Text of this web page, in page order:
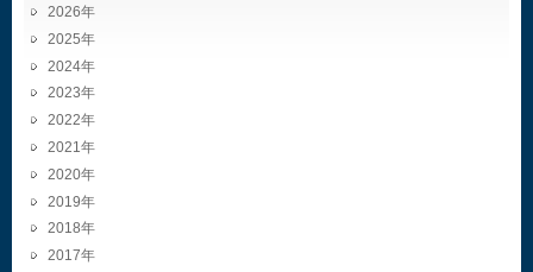
2026
2025
2024
2023
2022
2021
2020
2019
2018
2017